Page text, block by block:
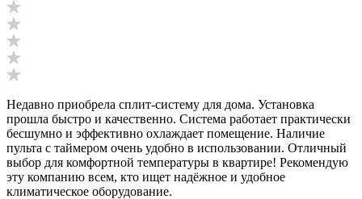
Недавно приобрела сплит-систему для дома. Установка
прошла быстро и качественно. Система работает практически
бесшумно и эффективно охлаждает помещение. Наличие
пульта с таймером очень удобно в использовании. Отличный
выбор для комфортной температуры в квартире! Рекомендую
эту компанию всем, кто ищет надёжное и удобное
климатическое оборудование.